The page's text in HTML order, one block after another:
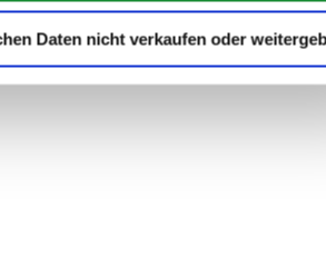
Daten nicht verkaufen oder